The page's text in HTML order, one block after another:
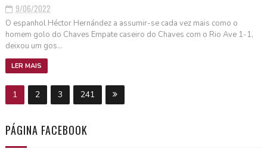
9/06/2022
O espanhol Héctor Hernández a assumir-se cada vez mais como o
homem golo do Chaves Empate caseiro do Chaves com o Rio Ave 1-1,
deixou um gos...
LER MAIS
1 2 3 241
PÁGINA FACEBOOK